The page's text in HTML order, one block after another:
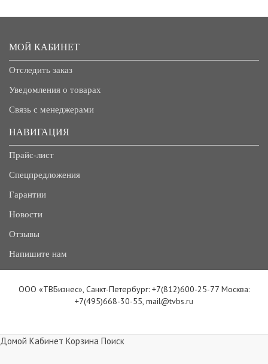
МОЙ КАБИНЕТ
Отследить заказ
Уведомления о товарах
Связь с менеджерами
НАВИГАЦИЯ
Прайс-лист
Спецпредложения
Гарантии
Новости
Отзывы
Напишите нам
ООО «ТВБизнес», Санкт-Петербург: +7(812)600-25-77 Москва:
+7(495)668-30-55, mail@tvbs.ru
Домой Кабинет Корзина Поиск